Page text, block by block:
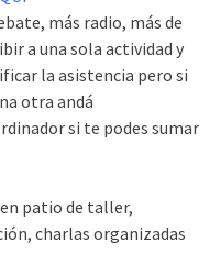
más radio, más de
a una sola actividad y
la asistencia pero si
otra andá
si te podes sumar
patio de taller,
charlas organizadas